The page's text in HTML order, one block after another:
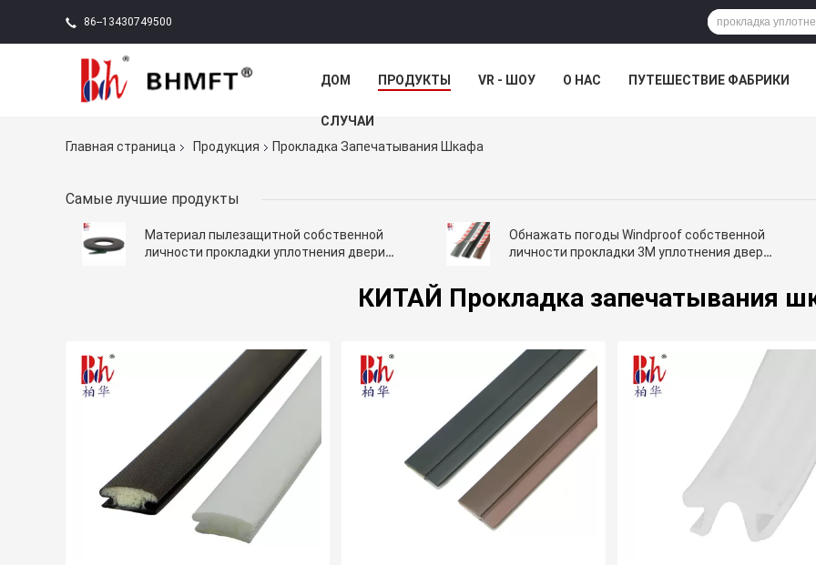
86--13430749500
ДОМ ПРОДУКТЫ VR - ШОУ О НАС ПУТЕШЕСТВИЕ ФАБРИКИ
СЛУЧАИ
Главная страница
Продукция Прокладка Запечатывания Шкафа
Самые лучшие продукты
Материал пылезащитной собственной
личности прокладки уплотнения двери
Обнажать погоды Windproof собственной
личности прокладки 3M уплотнения двери
КИТАЙ Прокладка запечатывания